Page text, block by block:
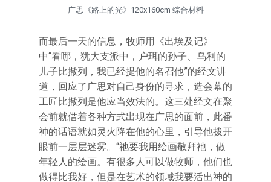
广思《路上的光》120x160cm 综合材料
而最后一天的信息，牧师用《出埃及记》
中“看哪，犹大支派中，户珥的孙子、乌利的
儿子比撒列，我已经提他的名召他”的经文讲
道，回应了广思对自己身份的寻求，造会幕的
工匠比撒列是他应当效法的。这三处经文在聚
会前就借着各种方式出现在广思的面前，此番
神的话语就如灵火降在他的心里，引导他拨开
眼前一层层迷雾。“祂要我用绘画敬拜祂，做
年轻人的绘画。有很多人可以做牧师，他们也
做得比我好，但是在艺术的领域我要活出神的